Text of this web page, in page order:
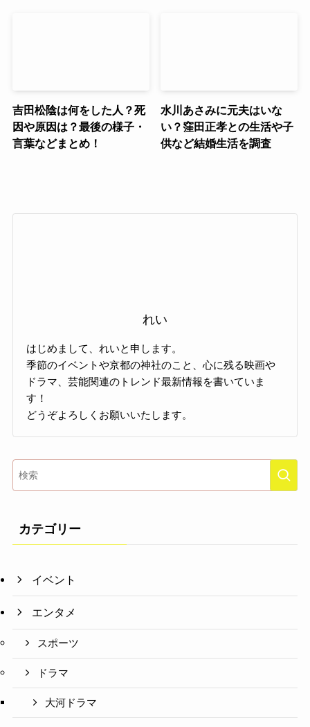
吉田松陰は何をした人？死
因や原因は？最後の様子・
言葉などまとめ！
水川あさみに元夫はいな
い？窪田正孝との生活や子
供など結婚生活を調査
れい
はじめまして、れいと申します。
季節のイベントや京都の神社のこと、心に残る映画や
ドラマ、芸能関連のトレンド最新情報を書いていま
す！
どうぞよろしくお願いいたします。
カテゴリー
イベント
エンタメ
スポーツ
ドラマ
大河ドラマ